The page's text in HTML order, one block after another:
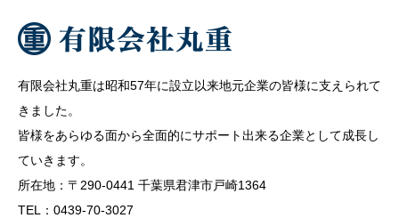
有限会社丸重は昭和57年に設立以来地元企業の皆様に支えられて
きました。
皆様をあらゆる面から全面的にサポート出来る企業として成長し
ていきます。
所在地：〒290-0441 千葉県君津市戸崎1364
TEL：0439-70-3027